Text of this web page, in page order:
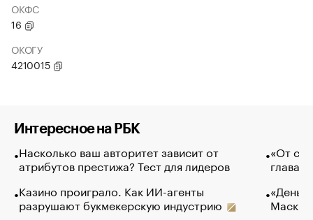
ОКФС
16
ОКОГУ
4210015
Интересное на РБК
Насколько ваш авторитет зависит от
атрибутов престижа? Тест для лидеров
Казино проиграло. Как ИИ-агенты
разрушают букмекерскую индустрию
«От
глава
Маск в